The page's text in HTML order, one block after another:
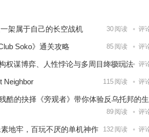
架属于自己的长空战机 30 阅读 评
Soko》通关攻略 85 阅读 评
权谋博弈、人性悖论与多周目终极玩法
109阅读 评
Neighbor 115 阅读 评
酷的抉择《旁观者》带你体验反乌托邦的
89 阅读 评
地牢，百玩不厌的单机神作 132 阅读 评